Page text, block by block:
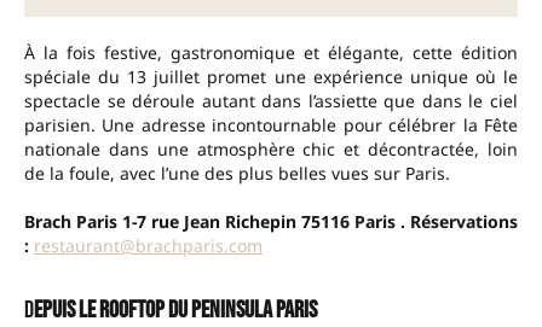
À la fois festive, gastronomique et élégante, cette édition
spéciale du 13 juillet promet une expérience unique où le
spectacle se déroule autant dans l’assiette que dans le ciel
parisien. Une adresse incontournable pour célébrer la Fête
nationale dans une atmosphère chic et décontractée, loin
de la foule, avec l’une des plus belles vues sur Paris.
Brach Paris 1-7 rue Jean Richepin 75116 Paris . Réservations
: restaurant@brachparis.com
Depuis le rooftop du Peninsula Paris